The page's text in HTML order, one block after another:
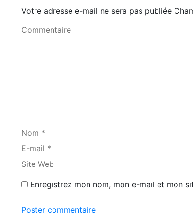
Votre adresse e-mail ne sera pas publiée
Commentaire
Nom *
E-mail *
Site Web
Enregistrez mon nom, mon e-mail et mon
Poster commentaire